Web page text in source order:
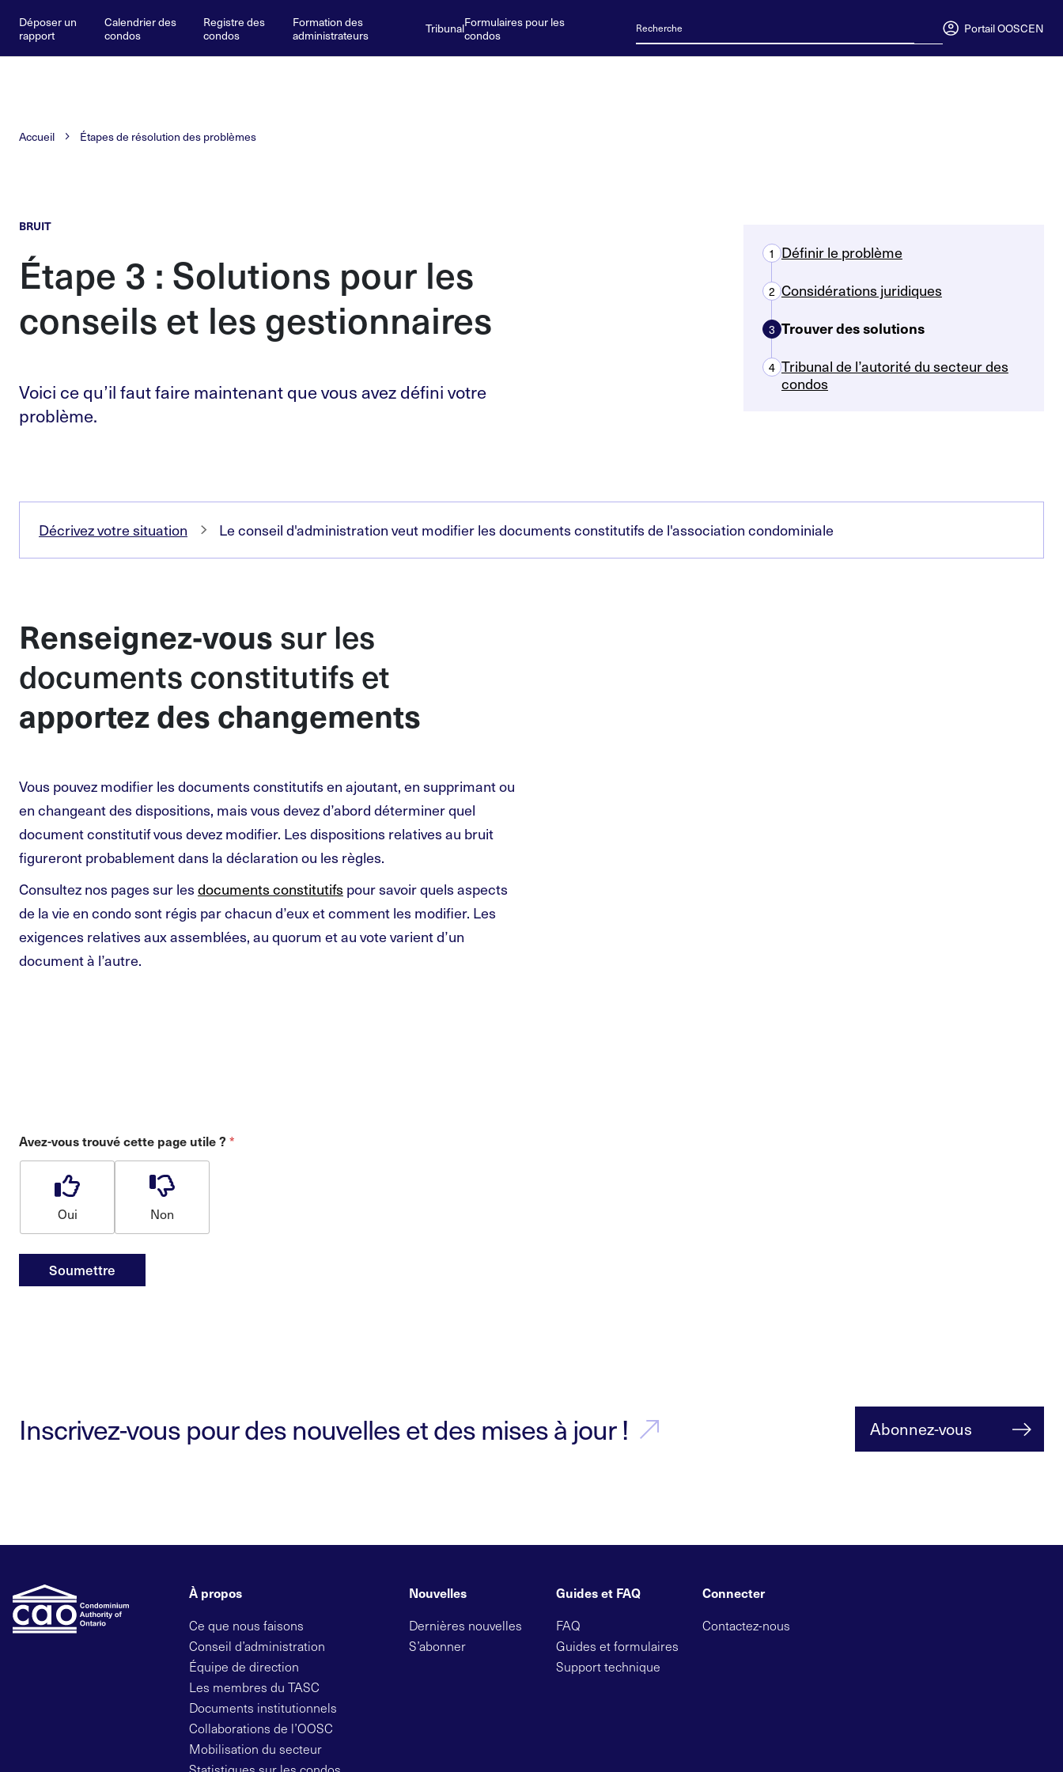
Déposer un
rapport
Calendrier des
condos
Registre des
condos
Formation des
administrateurs
TribunalFormulaires pour les
condos
Portail OOSCEN
Accueil Étapes de résolution des problèmes
BRUIT
Étape 3 : Solutions pour les
conseils et les gestionnaires
Voici ce qu’il faut faire maintenant que vous avez défini votre
problème.
1 Définir le problème
2 Considérations juridiques
3 Trouver des solutions
4 Tribunal de l’autorité du secteur des
condos
Décrivez votre situation Le conseil d'administration veut modifier les documents constitutifs de l'association condominiale
Renseignez‑vous sur les
documents constitutifs et
apportez des changements
Vous pouvez modifier les documents constitutifs en ajoutant, en supprimant ou
en changeant des dispositions, mais vous devez d’abord déterminer quel
document constitutif vous devez modifier. Les dispositions relatives au bruit
figureront probablement dans la déclaration ou les règles.
Consultez nos pages sur lesdocuments constitutifs pour savoir quels aspects
de la vie en condo sont régis par chacun d’eux et comment les modifier. Les
exigences relatives aux assemblées, au quorum et au vote varient d’un
document à l’autre.
Avez-vous trouvé cette page utile ? *
Oui Non
Soumettre
Inscrivez-vous pour des nouvelles et des mises à jour ! Abonnez-vous
À propos
Ce que nous faisons
Conseil d’administration
Équipe de direction
Les membres du TASC
Documents institutionnels
Collaborations de l’OOSC
Mobilisation du secteur
Nouvelles
Dernières nouvelles
S’abonner
Guides et FAQ
FAQ
Guides et formulaires
Support technique
Connecter
Contactez-nous